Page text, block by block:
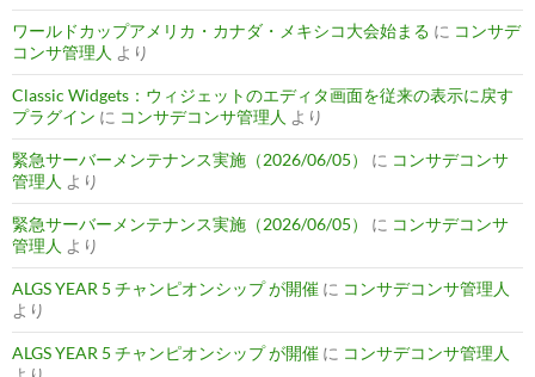
ワールドカップアメリカ・カナダ・メキシコ大会始まる に コンサデ
コンサ管理人 より
Classic Widgets：ウィジェットのエディタ画面を従来の表示に戻す
プラグイン に コンサデコンサ管理人 より
緊急サーバーメンテナンス実施（2026/06/05） に コンサデコンサ
管理人 より
緊急サーバーメンテナンス実施（2026/06/05） に コンサデコンサ
管理人 より
ALGS YEAR 5 チャンピオンシップ が開催 に コンサデコンサ管理人
より
ALGS YEAR 5 チャンピオンシップ が開催 に コンサデコンサ管理人